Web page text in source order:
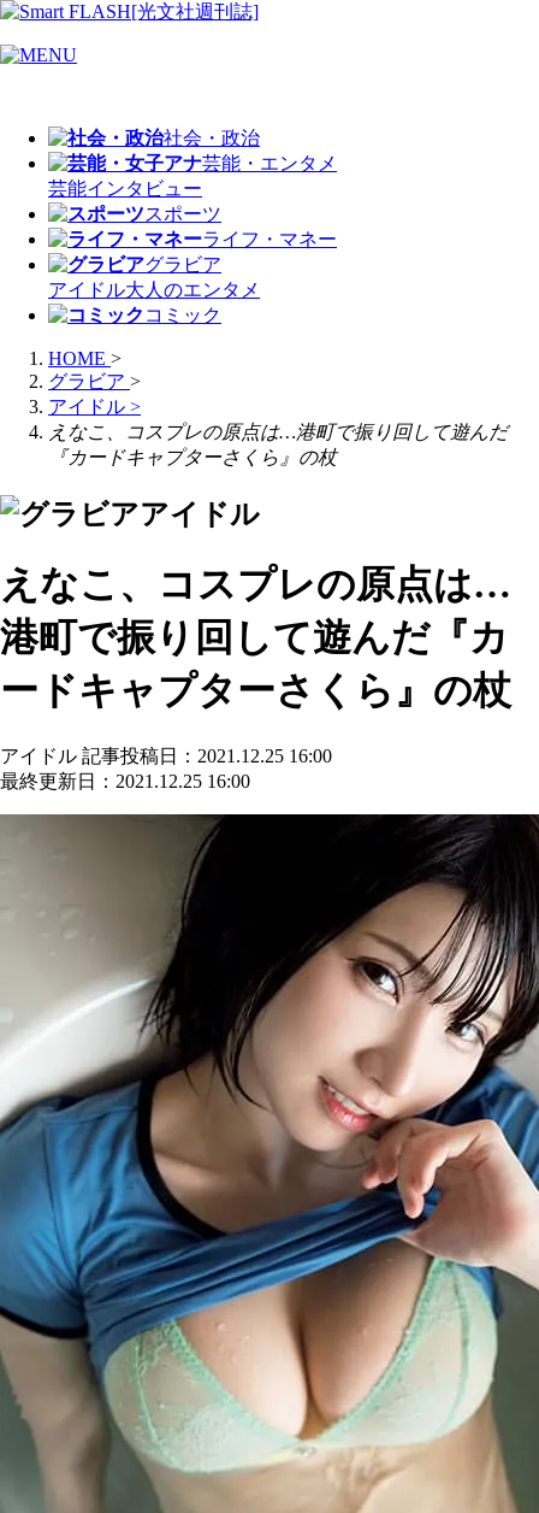
社会・政治
芸能・エンタメ
芸能インタビュー
スポーツ
ライフ・マネー
グラビア
アイドル大人のエンタメ
コミック
HOME >
グラビア >
アイドル >
えなこ、コスプレの原点は…港町で振り回して遊んだ
『カードキャプターさくら』の杖
アイドル
えなこ、コスプレの原点は…
港町で振り回して遊んだ『カ
ードキャプターさくら』の杖
アイドル 記事投稿日：2021.12.25 16:00
最終更新日：2021.12.25 16:00